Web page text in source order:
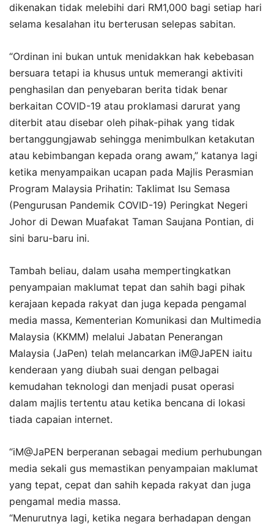
dikenakan tidak melebihi dari RM1,000 bagi setiap hari
selama kesalahan itu berterusan selepas sabitan.
“Ordinan ini bukan untuk menidakkan hak kebebasan
bersuara tetapi ia khusus untuk memerangi aktiviti
penghasilan dan penyebaran berita tidak benar
berkaitan COVID-19 atau proklamasi darurat yang
diterbit atau disebar oleh pihak-pihak yang tidak
bertanggungjawab sehingga menimbulkan ketakutan
atau kebimbangan kepada orang awam,” katanya lagi
ketika menyampaikan ucapan pada Majlis Perasmian
Program Malaysia Prihatin: Taklimat Isu Semasa
(Pengurusan Pandemik COVID-19) Peringkat Negeri
Johor di Dewan Muafakat Taman Saujana Pontian, di
sini baru-baru ini.
Tambah beliau, dalam usaha mempertingkatkan
penyampaian maklumat tepat dan sahih bagi pihak
kerajaan kepada rakyat dan juga kepada pengamal
media massa, Kementerian Komunikasi dan Multimedia
Malaysia (KKMM) melalui Jabatan Penerangan
Malaysia (JaPen) telah melancarkan iM@JaPEN iaitu
kenderaan yang diubah suai dengan pelbagai
kemudahan teknologi dan menjadi pusat operasi
dalam majlis tertentu atau ketika bencana di lokasi
tiada capaian internet.
“iM@JaPEN berperanan sebagai medium perhubungan
media sekali gus memastikan penyampaian maklumat
yang tepat, cepat dan sahih kepada rakyat dan juga
pengamal media massa.
“Menurutnya lagi, ketika negara berhadapan dengan